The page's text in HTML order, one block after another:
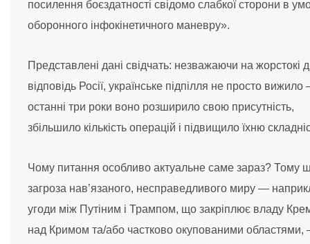
посилення боєздатності свідомо слабкої сторони в
оборонного інфокінетичного маневру».
Представлені дані свідчать: незважаючи на жорстокі
відповідь Росії, українське підпілля не просто
останні три роки воно розширило свою присутність,
збільшило кількість операцій і підвищило їхню
Чому питання особливо актуальне саме зараз? Тому
загроза нав’язаного, несправедливого миру —
угоди між Путіним і Трампом, що закріплює владу
над Кримом та/або частково окупованими